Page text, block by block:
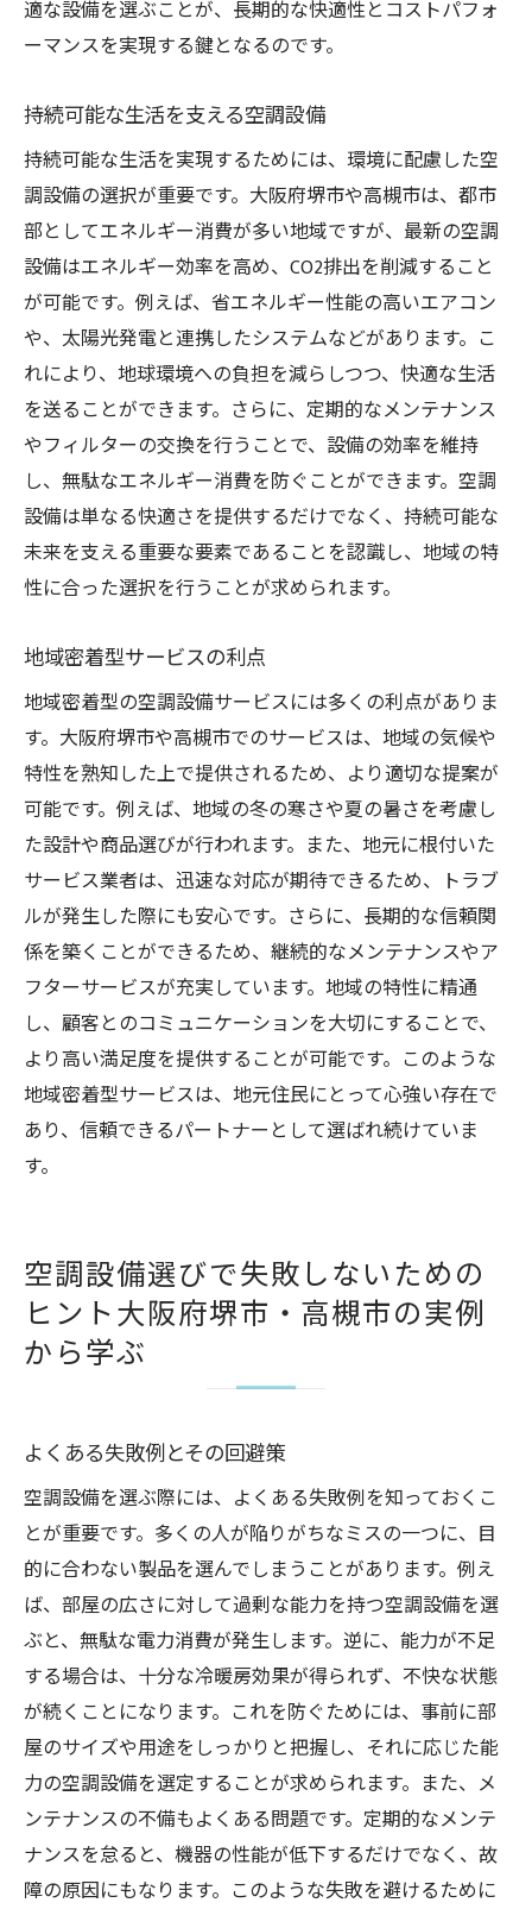
適な設備を選ぶことが、長期的な快適性とコストパフォ
ーマンスを実現する鍵となるのです。
持続可能な生活を支える空調設備
持続可能な生活を実現するためには、環境に配慮した空
調設備の選択が重要です。大阪府堺市や高槻市は、都市
部としてエネルギー消費が多い地域ですが、最新の空調
設備はエネルギー効率を高め、CO2排出を削減すること
が可能です。例えば、省エネルギー性能の高いエアコン
や、太陽光発電と連携したシステムなどがあります。こ
れにより、地球環境への負担を減らしつつ、快適な生活
を送ることができます。さらに、定期的なメンテナンス
やフィルターの交換を行うことで、設備の効率を維持
し、無駄なエネルギー消費を防ぐことができます。空調
設備は単なる快適さを提供するだけでなく、持続可能な
未来を支える重要な要素であることを認識し、地域の特
性に合った選択を行うことが求められます。
地域密着型サービスの利点
地域密着型の空調設備サービスには多くの利点がありま
す。大阪府堺市や高槻市でのサービスは、地域の気候や
特性を熟知した上で提供されるため、より適切な提案が
可能です。例えば、地域の冬の寒さや夏の暑さを考慮し
た設計や商品選びが行われます。また、地元に根付いた
サービス業者は、迅速な対応が期待できるため、トラブ
ルが発生した際にも安心です。さらに、長期的な信頼関
係を築くことができるため、継続的なメンテナンスやア
フターサービスが充実しています。地域の特性に精通
し、顧客とのコミュニケーションを大切にすることで、
より高い満足度を提供することが可能です。このような
地域密着型サービスは、地元住民にとって心強い存在で
あり、信頼できるパートナーとして選ばれ続けていま
す。
空調設備選びで失敗しないための
ヒント大阪府堺市・高槻市の実例
から学ぶ
よくある失敗例とその回避策
空調設備を選ぶ際には、よくある失敗例を知っておくこ
とが重要です。多くの人が陥りがちなミスの一つに、目
的に合わない製品を選んでしまうことがあります。例え
ば、部屋の広さに対して過剰な能力を持つ空調設備を選
ぶと、無駄な電力消費が発生します。逆に、能力が不足
する場合は、十分な冷暖房効果が得られず、不快な状態
が続くことになります。これを防ぐためには、事前に部
屋のサイズや用途をしっかりと把握し、それに応じた能
力の空調設備を選定することが求められます。また、メ
ンテナンスの不備もよくある問題です。定期的なメンテ
ナンスを怠ると、機器の性能が低下するだけでなく、故
障の原因にもなります。このような失敗を避けるために